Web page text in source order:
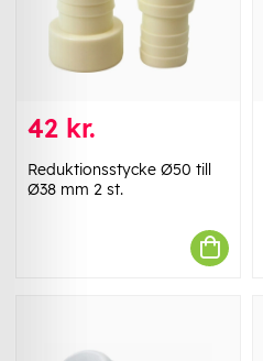
42 kr.
Reduktionsstycke Ø50 till
Ø38 mm 2 st.